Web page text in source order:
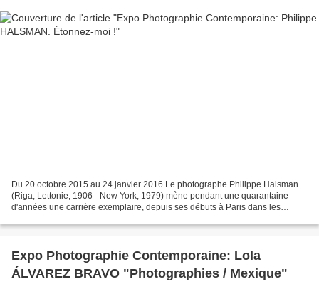
Du 20 octobre 2015 au 24 janvier 2016 Le photographe Philippe Halsman
(Riga, Lettonie, 1906 - New York, 1979) mène pendant une quarantaine
d'années une carrière exemplaire, depuis ses débuts à Paris dans les
Expo Photographie Contemporaine: Lola
ÁLVAREZ BRAVO "Photographies / Mexique"